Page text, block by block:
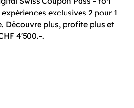
exclusives 2 pour 1
Découvre plus, profite plus et
4'500.–.